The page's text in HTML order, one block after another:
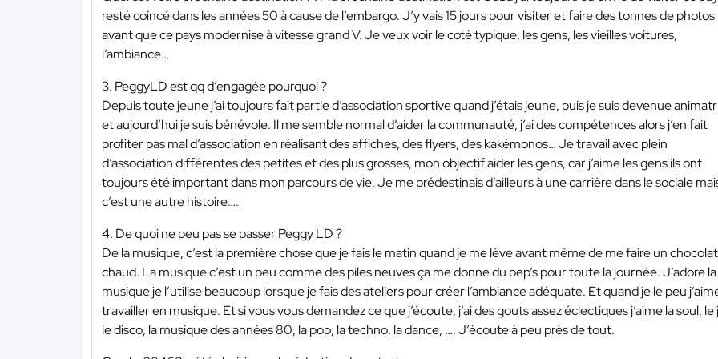
resté coincé dans les années 50 à cause de l’embargo. J’y vais 15 jours pour visiter et faire des tonnes de photos
avant que ce pays modernise à vitesse grand V. Je veux voir le coté typique, les gens, les vieilles voitures,
l’ambiance…
3. PeggyLD est qq d’engagée pourquoi ?
Depuis toute jeune j’ai toujours fait partie d’association sportive quand j’étais jeune, puis je suis devenue
et aujourd’hui je suis bénévole. Il me semble normal d’aider la communauté, j’ai des compétences alors j’en fait
profiter pas mal d’association en réalisant des affiches, des flyers, des kakémonos… Je travail avec plein
d’association différentes des petites et des plus grosses, mon objectif aider les gens, car j’aime les gens ils ont
toujours été important dans mon parcours de vie. Je me prédestinais d’ailleurs à une carrière dans le sociale
c’est une autre histoire….
4. De quoi ne peu pas se passer Peggy LD ?
De la musique, c’est la première chose que je fais le matin quand je me lève avant même de me faire un chocolat
chaud. La musique c’est un peu comme des piles neuves ça me donne du pep’s pour toute la journée. J’adore la
musique je l’utilise beaucoup lorsque je fais des ateliers pour créer l’ambiance adéquate. Et quand je le peu
travailler en musique. Et si vous vous demandez ce que j’écoute, j’ai des gouts assez éclectiques j’aime la soul, le
le disco, la musique des années 80, la pop, la techno, la dance, …. J’écoute à peu près de tout.